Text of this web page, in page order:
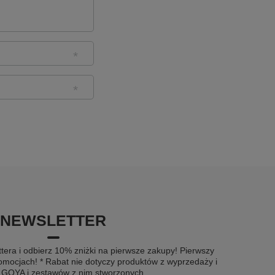
NEWSLETTER
i odbierz 10% zniżki na pierwsze zakupy! Pierwszy
* Rabat nie dotyczy produktów z wyprzedaży i
i zestawów z nim stworzonych